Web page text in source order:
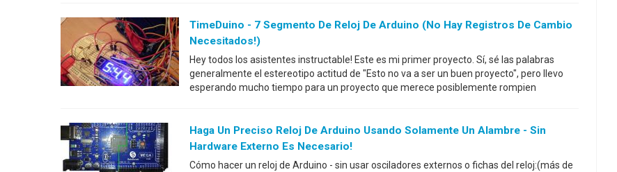
TimeDuino - 7 Segmento De Reloj De Arduino (no Hay Registros De Cambio
Necesitados!)
Hey todos los asistentes instructable! Este es mi primer proyecto. Sí, sé las palabras
generalmente el estereotipo actitud de "Esto no va a ser un buen proyecto", pero llevo
esperando mucho tiempo para un proyecto que merece posiblemente rompien
Haga Un Preciso Reloj De Arduino Usando Solamente Un Alambre - Sin
Hardware Externo Es Necesario!
Cómo hacer un reloj de Arduino - sin usar osciladores externos o fichas del reloj:(más de